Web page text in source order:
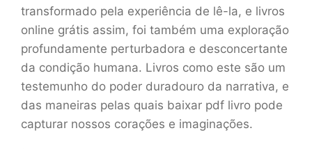
transformado pela experiência de lê-la, e livros
online grátis assim, foi também uma exploração
profundamente perturbadora e desconcertante
da condição humana. Livros como este são um
testemunho do poder duradouro da narrativa, e
das maneiras pelas quais baixar pdf livro pode
capturar nossos corações e imaginações.